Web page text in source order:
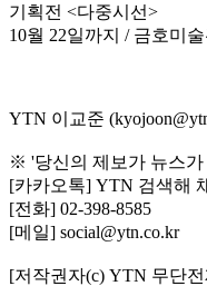
기획전 <다중시선>
10월 22일까지 / 금호미
YTN 이교준
※ '당신의 제보가 뉴스가
[카카오톡] YTN 검색해
[전화] 02-398-8585
[메일] social@ytn.co.kr
[저작권자(c) YTN 무단